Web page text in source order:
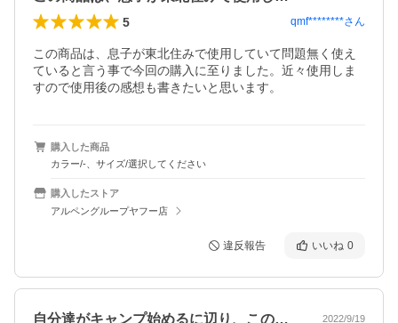
5 qmf********さん
この商品は、息子が東北住みで使用していて問題無く使え
ていると言う事で今回の購入に至りました。近々使用しま
すので使用後の感想も書きたいと思います。
購入した商品
カラー/-、サイズ/選択してください
購入したストア
アルペングループヤフー店
違反報告 いいね 0
自分達がキャンプ始めるに辺り、この商品… 2022/9/19